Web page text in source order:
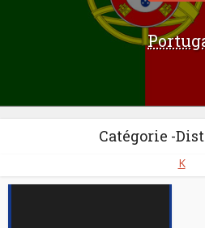
Catégorie -
K